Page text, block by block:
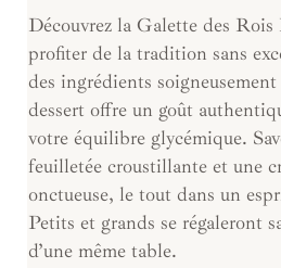
Découvrez la Galette des
profiter de la tradition sans
des ingrédients
dessert offre un goût
votre équilibre glycémique.
feuilletée croustillante et une
onctueuse, le tout dans un
Petits et grands se régaleront
d’une même table.